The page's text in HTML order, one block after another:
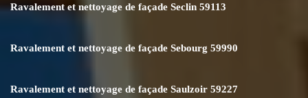
Ravalement et nettoyage de façade Seclin 59113
Ravalement et nettoyage de façade Sebourg 59990
Ravalement et nettoyage de façade Saulzoir 59227